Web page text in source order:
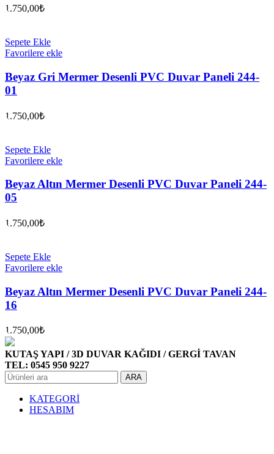
1.750,00₺
Sepete Ekle
Favorilere ekle
Beyaz Gri Mermer Desenli PVC Duvar Paneli 244-
01
1.750,00₺
Sepete Ekle
Favorilere ekle
Beyaz Altın Mermer Desenli PVC Duvar Paneli 244-
05
1.750,00₺
Sepete Ekle
Favorilere ekle
Beyaz Altın Mermer Desenli PVC Duvar Paneli 244-
16
1.750,00₺
KUTAŞ YAPI / 3D DUVAR KAĞIDI / GERGİ TAVAN
TEL: 0545 950 9227
ARA
KATEGORİ
HESABIM